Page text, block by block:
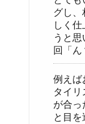
グし、
しく
うと
回「ん
例えば
タイリ
が合っ
と目を